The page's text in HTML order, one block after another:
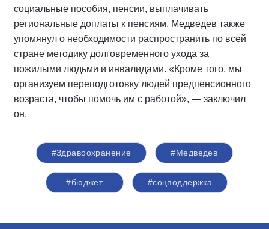
социальные пособия, пенсии, выплачивать
региональные доплаты к пенсиям. Медведев также
упомянул о необходимости распространить по всей
стране методику долговременного ухода за
пожилыми людьми и инвалидами. «Кроме того, мы
организуем переподготовку людей предпенсионного
возраста, чтобы помочь им с работой», — заключил
он.
#Здравоохранение #Медведев
#бюджет #соцподдержка